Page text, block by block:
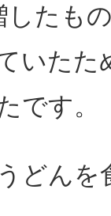
たも
いたた
です。
どんを